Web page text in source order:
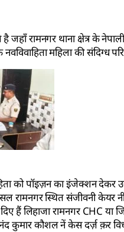
जहाँ रामनगर थाना क्षेत्र के
महिला की संदिग्ध
को पॉइज़न का इंजेक्शन देकर
रामनगर स्थित संजीवनी केयर
हैं लिहाजा रामनगर CHC
कुमार कौशल नें केस दर्ज़ क़र